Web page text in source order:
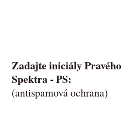
Zadajte iniciály Pravého
Spektra -PS:
(antispamová ochrana)